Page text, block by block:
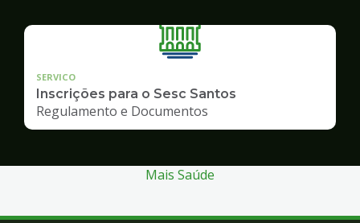
SERVICO
Inscrições para o Sesc Santos
Regulamento e Documentos
Mais Saúde